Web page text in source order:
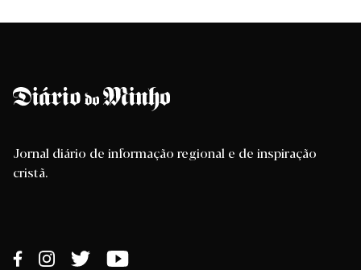
Jornal diário de informação regional e de inspiração
cristã.